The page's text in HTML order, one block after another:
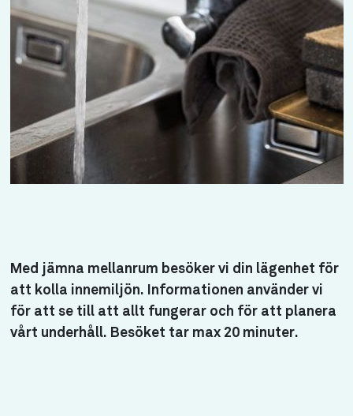
Med jämna mellanrum besöker vi din lägenhet för
att kolla innemiljön. Informationen använder vi
för att se till att allt fungerar och för att planera
vårt underhåll. Besöket tar max 20 minuter.